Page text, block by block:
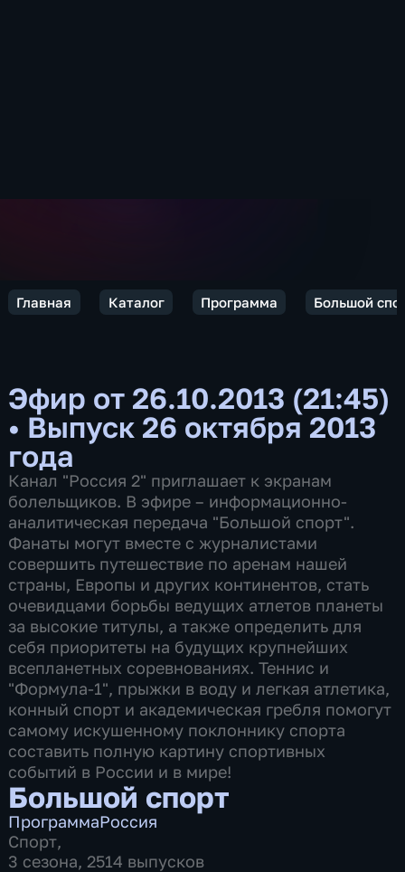
Главная Каталог Программа Большой
Эфир от 26.10.2013 (21:45)
• Выпуск 26 октября 2013
года
Канал "Россия 2" приглашает к экранам
болельщиков. В эфире – информационно-
аналитическая передача "Большой спорт".
Фанаты могут вместе с журналистами
совершить путешествие по аренам нашей
страны, Европы и других континентов, стать
очевидцами борьбы ведущих атлетов планеты
за высокие титулы, а также определить для
себя приоритеты на будущих крупнейших
всепланетных соревнованиях. Теннис и
"Формула-1", прыжки в воду и легкая атлетика,
конный спорт и академическая гребля помогут
самому искушенному поклоннику спорта
составить полную картину спортивных
событий в России и в мире!
Большой спорт
ПрограммаРоссия
Спорт,
3 сезона, 2514 выпусков